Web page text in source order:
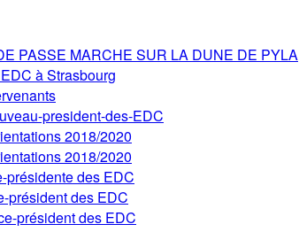
PASSE MARCHE SUR LA DUNE DE PYLA
à Strasbourg
president-des-EDC
2018/2020
2018/2020
présidente des EDC
président des EDC
président des EDC